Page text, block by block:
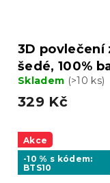
3D povlečení
šedé, 100%
Skladem (>10 ks)
329 Kč
Akce
-10 % s kódem:
BTS10